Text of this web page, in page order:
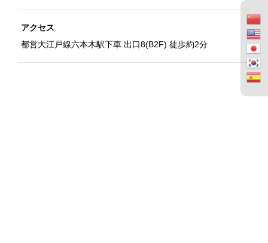
アクセス
都営大江戸線六本木駅下車 出口8(B2F) 徒歩約2分